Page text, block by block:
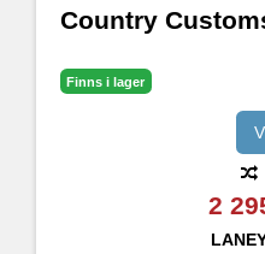
Country
Finns i lager
2